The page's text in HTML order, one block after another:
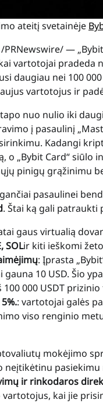
ateitį svetainėje
/PRNewswire/ —
vartotojai
daugiau nei 100
vartotojus ir
nuo nulio iki
į pasaulinį
Kadangi
o „Bybit Card“
pinigų grąžinimu
pasaulinei
. Štai ką gali
gaus virtualią
SOLir kiti ieškomi
: Įprasta
10 USD. Šio
100 000 USDT
: vartotojai galės
viso renginio
mokėjimo
neįtikėtinu
ir rinkodaros
kai jie